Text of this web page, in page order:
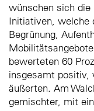
wünschen sich
Initiativen, welche
Begrünung,
bewerteten 60
insgesamt positiv,
äußerten. Am
gemischter, mit